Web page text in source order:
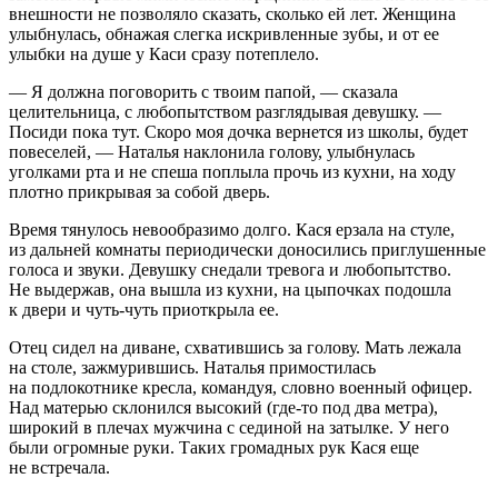
внешности не позволяло сказать, сколько ей лет. Женщина
улыбнулась, обнажая слегка искривленные зубы, и от ее
улыбки на душе у Каси сразу потеплело.
— Я должна поговорить с твоим папой, — сказала
целительница, с любопытством разглядывая девушку. —
Посиди пока тут. Скоро моя дочка вернется из школы, будет
повеселей, — Наталья наклонила голову, улыбнулась
уголками рта и не спеша поплыла прочь из кухни, на ходу
плотно прикрывая за собой дверь.
Время тянулось невообразимо долго. Кася ерзала на стуле,
из дальней комнаты периодически доносились приглушенные
голоса и звуки. Девушку снедали тревога и любопытство.
Не выдержав, она вышла из кухни, на цыпочках подошла
к двери и чуть-чуть приоткрыла ее.
Отец сидел на диване, схватившись за голову. Мать лежала
на столе, зажмурившись. Наталья примостилась
на подлокотнике кресла, командуя, словно военный офицер.
Над матерью склонился высокий (где-то под два метра),
широкий в плечах мужчина с сединой на затылке. У него
были огромные руки. Таких громадных рук Кася еще
не встречала.